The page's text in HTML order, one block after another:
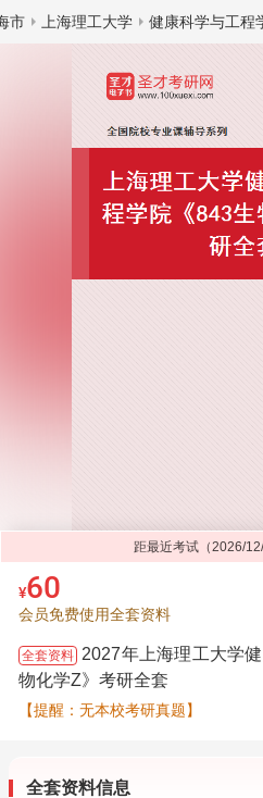
市 上海理工大学 健康科学与工程
距最近考试（2026/
¥60
会员免费使用全套资料
全套资料 2027年上海理工大学
物化学Z》考研全套
【提醒：无本校考研真题】
全套资料信息